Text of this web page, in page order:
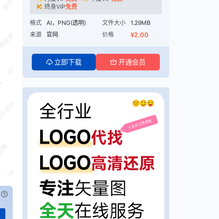
登录 或刷新
终身VIP免费
格式 AI，PNG(透明) 文件大小
1.29MB
来源
官网 价格 ¥2.00
立即下载 开通会员